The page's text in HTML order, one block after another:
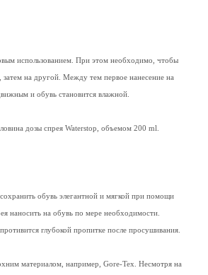
использованием. При этом необходимо, чтобы
затем на другой. Между тем первое нанесение на
и обувь становится влажной.
дозы спрея Waterstop, объемом 200 ml.
обувь элегантной и мягкой при помощи
наносить на обувь по мере необходимости.
глубокой пропитке после просушивания.
материалом, например, Gore-Tex. Несмотря на